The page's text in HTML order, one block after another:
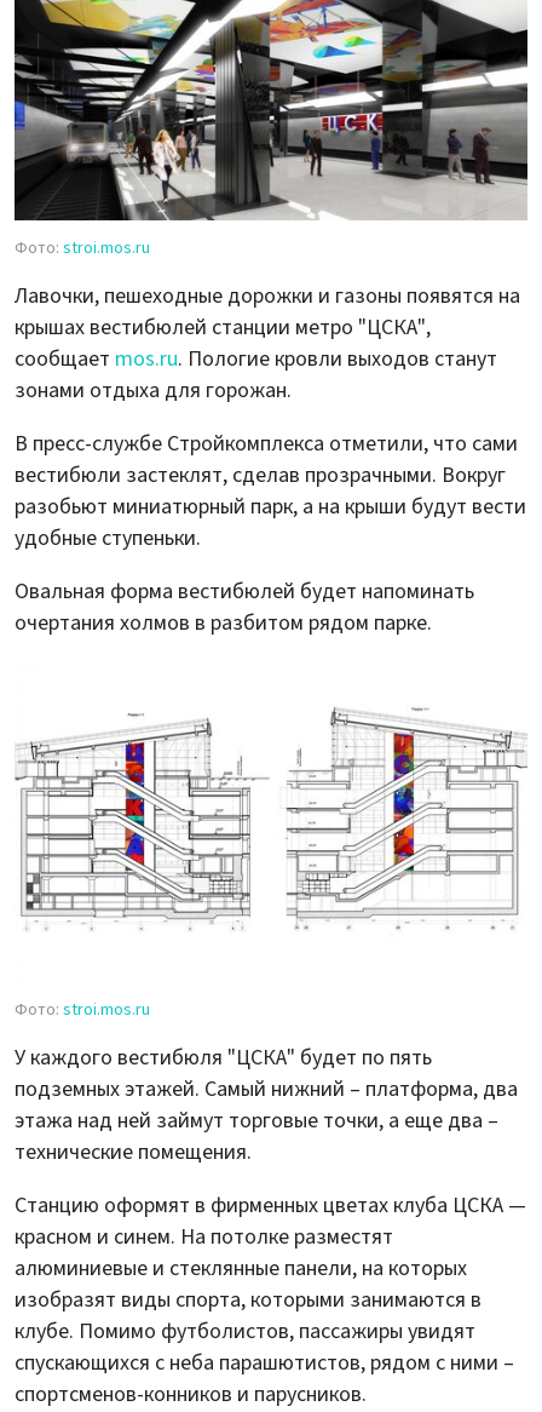
Фото: stroi.mos.ru
Лавочки, пешеходные дорожки и газоны появятся на
крышах вестибюлей станции метро "ЦСКА",
сообщает mos.ru. Пологие кровли выходов станут
зонами отдыха для горожан.
В пресс-службе Стройкомплекса отметили, что сами
вестибюли застеклят, сделав прозрачными. Вокруг
разобьют миниатюрный парк, а на крыши будут вести
удобные ступеньки.
Овальная форма вестибюлей будет напоминать
очертания холмов в разбитом рядом парке.
Фото: stroi.mos.ru
У каждого вестибюля "ЦСКА" будет по пять
подземных этажей. Самый нижний – платформа, два
этажа над ней займут торговые точки, а еще два –
технические помещения.
Станцию оформят в фирменных цветах клуба ЦСКА —
красном и синем. На потолке разместят
алюминиевые и стеклянные панели, на которых
изобразят виды спорта, которыми занимаются в
клубе. Помимо футболистов, пассажиры увидят
спускающихся с неба парашютистов, рядом с ними –
спортсменов-конников и парусников.